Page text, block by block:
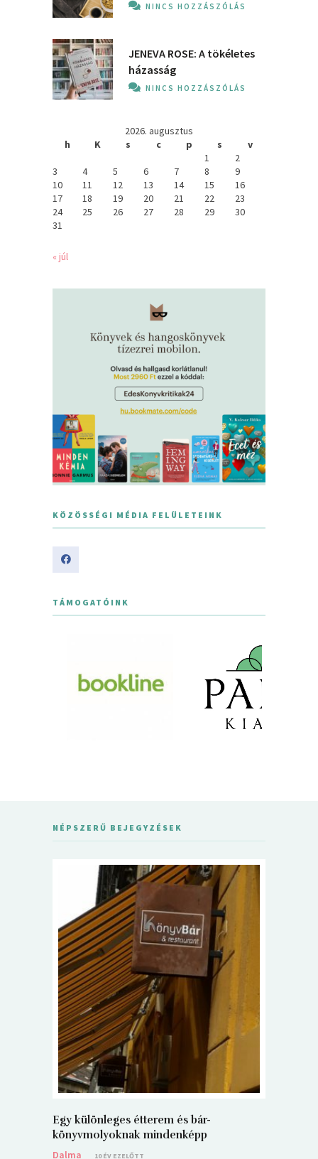
NINCS HOZZÁSZÓLÁS
JENEVA ROSE: A ​tökéletes
házasság
NINCS HOZZÁSZÓLÁS
2026. augusztus
h
K s c p s
v
1
2
3
4 5 6 7 8
9
10
11 12 13 14 15
16
17
18 19 20 21 22
23
24
25 26 27 28 29
30
31
« júl
KÖZÖSSÉGI MÉDIA FELÜLETEINK
TÁMOGATÓINK
NÉPSZERŰ BEJEGYZÉSEK
Egy különleges étterem és bár-
könyvmolyoknak mindenképp
Dalma
10 ÉV EZELŐTT